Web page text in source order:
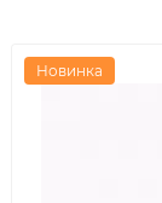
Новинка